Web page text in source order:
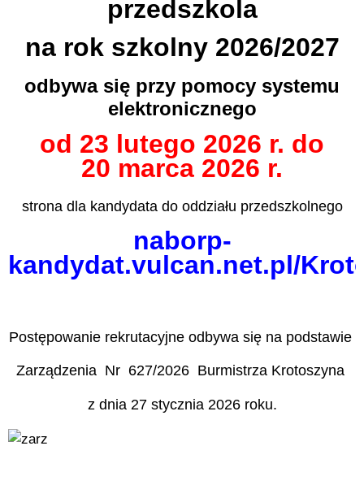
przedszkola
na rok szkolny 2026/2027
odbywa się przy pomocy systemu
elektronicznego
od 23 lutego 2026 r. do
20 marca 2026 r.
strona dla kandydata do oddziału przedszkolnego
naborp-
kandydat.vulcan.net.pl/
Postępowanie rekrutacyjne odbywa się na podstawie
Zarządzenia Nr 627/2026 Burmistrza Krotoszyna
z dnia 27 stycznia 2026 roku.